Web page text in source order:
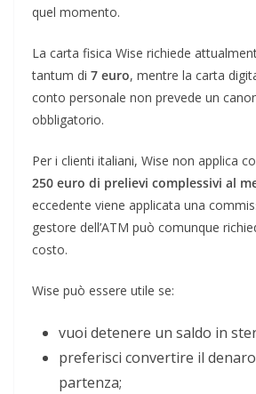
quel momento.
La carta fisica Wise richiede
tantum di 7 euro, mentre la carta
conto personale non prevede un
obbligatorio.
Per i clienti italiani, Wise non applica
250 euro di prelievi complessivi al
eccedente viene applicata una
gestore dell’ATM può comunque
costo.
Wise può essere utile se:
vuoi detenere un saldo in
preferisci convertire il
partenza;